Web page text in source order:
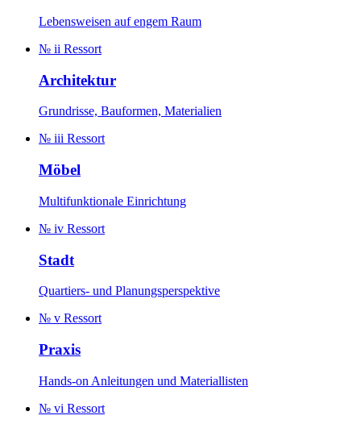
Lebensweisen auf engem Raum
№ ii Ressort
Architektur
Grundrisse, Bauformen, Materialien
№ iii Ressort
Möbel
Multifunktionale Einrichtung
№ iv Ressort
Stadt
Quartiers- und Planungsperspektive
№ v Ressort
Praxis
Hands-on Anleitungen und Materiallisten
№ vi Ressort